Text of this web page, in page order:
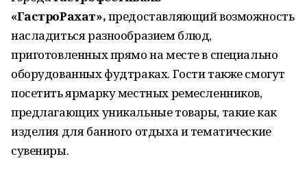
«ГастроРахат»,предоставляющий возможность
насладиться разнообразием блюд,
приготовленных прямо на месте в специально
оборудованных фудтраках. Гости также смогут
посетить ярмарку местных ремесленников,
предлагающих уникальные товары, такие как
изделия для банного отдыха и тематические
сувениры.